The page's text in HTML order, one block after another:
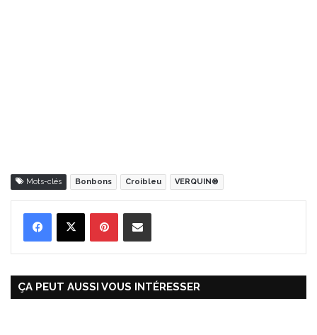
Mots-clés Bonbons Croibleu VERQUIN®
ÇA PEUT AUSSI VOUS INTÉRESSER